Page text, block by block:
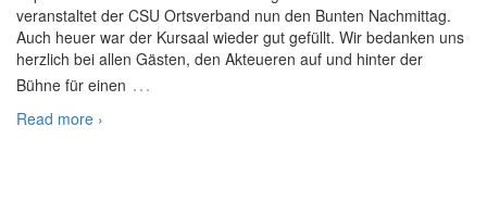
veranstaltet der CSU Ortsverband nun den Bunten Nachmittag.
Auch heuer war der Kursaal wieder gut gefüllt. Wir bedanken uns
herzlich bei allen Gästen, den Akteueren auf und hinter der
Bühne für einen …
Read more ›